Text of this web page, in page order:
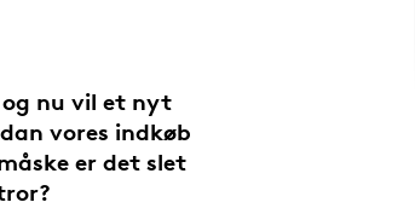
nu vil et nyt
vores indkøb
er det slet